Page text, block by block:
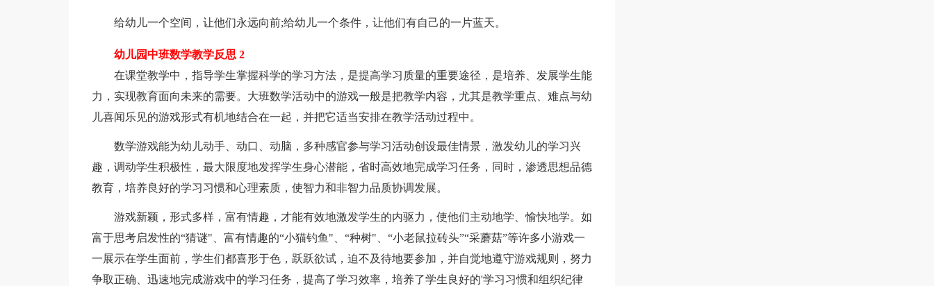
给幼儿一个空间，让他们永远向前;给幼儿一个条件，让他们有自己的一片蓝天。
幼儿园中班数学教学反思 2
在课堂教学中，指导学生掌握科学的学习方法，是提高学习质量的重要途径，是培养、发展学生能
力，实现教育面向未来的需要。大班数学活动中的游戏一般是把教学内容，尤其是教学重点、难点与幼
儿喜闻乐见的游戏形式有机地结合在一起，并把它适当安排在教学活动过程中。
数学游戏能为幼儿动手、动口、动脑，多种感官参与学习活动创设最佳情景，激发幼儿的学习兴
趣，调动学生积极性，最大限度地发挥学生身心潜能，省时高效地完成学习任务，同时，渗透思想品德
教育，培养良好的学习习惯和心理素质，使智力和非智力品质协调发展。
游戏新颖，形式多样，富有情趣，才能有效地激发学生的内驱力，使他们主动地学、愉快地学。如
富于思考启发性的“猜谜"、富有情趣的“小猫钓鱼"、“种树"、“小老鼠拉砖头”“采蘑菇”等许多小游戏一
一展示在学生面前，学生们都喜形于色，跃跃欲试，迫不及待地要参加，并自觉地遵守游戏规则，努力
争取正确、迅速地完成游戏中的学习任务，提高了学习效率，培养了学生良好的'学习习惯和组织纪律